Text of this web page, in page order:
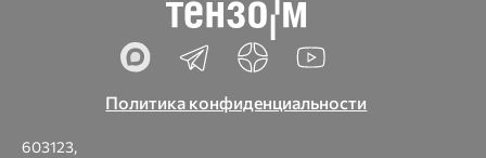
Политика конфиденциальности
603123,